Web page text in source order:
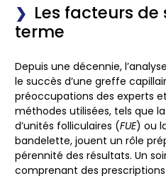
Les facteurs
terme
Depuis une décennie,
le succès d’une greffe
préoccupations des experts
méthodes utilisées, tels que
d’unités folliculaires (FUE) ou
bandelette, jouent un rôle
pérennité des résultats. Un
comprenant des